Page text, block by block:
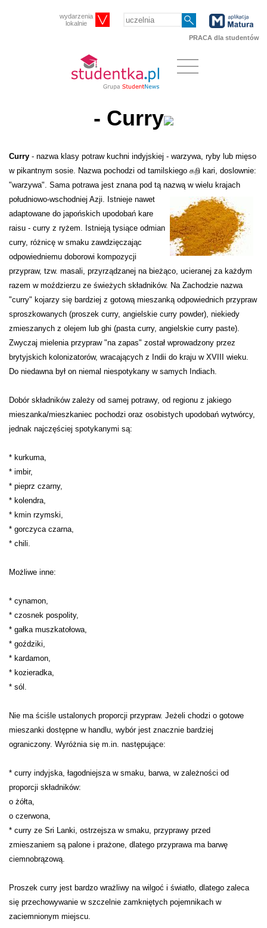
wydarzenia
lokalnie
PRACA dla studentów
- Curry
Curry - nazwa klasy potraw kuchni indyjskiej - warzywa, ryby lub mięso
w pikantnym sosie. Nazwa pochodzi od tamilskiego கறி kari, doslownie:
"warzywa". Sama potrawa jest znana pod tą nazwą w wielu krajach
południowo-wschodniej Azji. Istnieje nawet
adaptowane do japońskich upodobań kare
raisu - curry z ryżem. Istnieją tysiące odmian
curry, różnicę w smaku zawdzięczając
odpowiedniemu doborowi kompozycji
przypraw, tzw. masali, przyrządzanej na bieżąco, ucieranej za każdym
razem w moździerzu ze świeżych składników. Na Zachodzie nazwa
"curry" kojarzy się bardziej z gotową mieszanką odpowiednich przypraw
sproszkowanych (proszek curry, angielskie curry powder), niekiedy
zmieszanych z olejem lub ghi (pasta curry, angielskie curry paste).
Zwyczaj mielenia przypraw "na zapas" został wprowadzony przez
brytyjskich kolonizatorów, wracających z Indii do kraju w XVIII wieku.
Do niedawna był on niemal niespotykany w samych Indiach.
Dobór składników zależy od samej potrawy, od regionu z jakiego
mieszanka/mieszkaniec pochodzi oraz osobistych upodobań wytwórcy,
jednak najczęściej spotykanymi są:
* kurkuma,
* imbir,
* pieprz czarny,
* kolendra,
* kmin rzymski,
* gorczyca czarna,
* chili.
Możliwe inne:
* cynamon,
* czosnek pospolity,
* gałka muszkatołowa,
* goździki,
* kardamon,
* kozieradka,
* sól.
Nie ma ściśle ustalonych proporcji przypraw. Jeżeli chodzi o gotowe
mieszanki dostępne w handlu, wybór jest znacznie bardziej
ograniczony. Wyróżnia się m.in. następujące:
* curry indyjska, łagodniejsza w smaku, barwa, w zależności od
proporcji składników:
o żółta,
o czerwona,
* curry ze Sri Lanki, ostrzejsza w smaku, przyprawy przed
zmieszaniem są palone i prażone, dlatego przyprawa ma barwę
ciemnobrązową.
Proszek curry jest bardzo wrażliwy na wilgoć i światło, dlatego zaleca
się przechowywanie w szczelnie zamkniętych pojemnikach w
zaciemnionym miejscu.